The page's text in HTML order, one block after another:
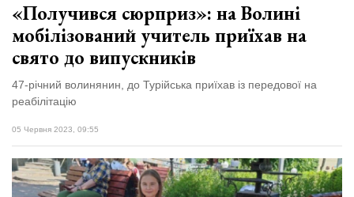
«Получився сюрприз»: на Волині
мобілізований учитель приїхав на
свято до випускників
47-річний волинянин, до Турійська приїхав із передової на
реабілітацію
05 Червня 2023, 09:55